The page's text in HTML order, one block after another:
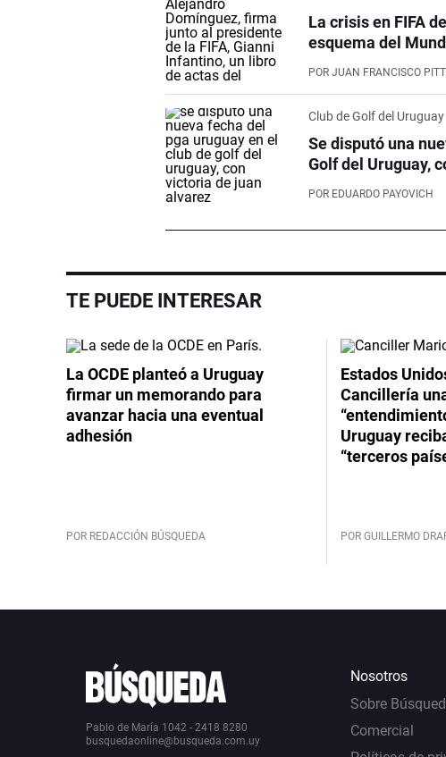
La crisis en FIFA
esquema del
POR JUAN FRANCISCO
Club de Golf del Uruguay
Se disputó una
Golf del Uruguay,
POR EDUARDO PAYOVICH
TE PUEDE INTERESAR
La OCDE planteó a Uruguay
firmar un memorando para
avanzar hacia una eventual
adhesión
POR REDACCIÓN BÚSQUEDA
Estados
Cancillería
Uruguay
“terceros
POR GUILLERMO
Pablo de María 1042 - 2418 8280
busquedaonline@busqueda.com.uy
Nosotros
Sobre
Comercial